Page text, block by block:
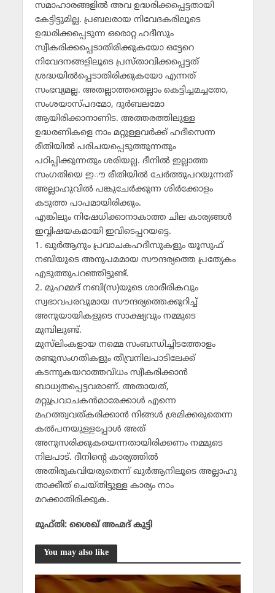
സമാഹാരങ്ങളില്‍ അവ ഉദ്ധരിക്കപ്പെട്ടതായി
കേട്ടിട്ടുമില്ല. പ്രബലരായ നിവേദകരിലൂടെ
ഉദ്ധരിക്കപ്പെടുന്ന ഒരൊറ്റ ഹദീസും
സ്വീകരിക്കപ്പെടാതിരിക്കുകയോ ഒട്ടേറെ
നിവേദനങ്ങളിലൂടെ പ്രസ്താവിക്കപ്പെട്ടത്
ശ്രദ്ധയില്‍പ്പെടാതിരിക്കുകയോ എന്നത്
സംഭവ്യമല്ല. അതല്ലാത്തതെല്ലാം കെട്ടിച്ചമച്ചതോ,
സംശയാസ്പദമോ, ദുര്‍ബലമോ
ആയിരിക്കാനാണിട. അത്തരത്തിലുള്ള
ഉദ്ധരണികളെ നാം മറ്റുള്ളവര്‍ക്ക് ഹദീസെന്ന
രീതിയില്‍ പരിചയപ്പെടുത്തുന്നതും
പഠിപ്പിക്കുന്നതും ശരിയല്ല. ദീനില്‍ ഇല്ലാത്ത
സംഗതിയെ ഇൗ രീതിയില്‍ ചേര്‍ത്തുപറയുന്നത്
അല്ലാഹുവില്‍ പങ്കുചേര്‍ക്കുന്ന ശിര്‍ക്കോളം
കടുത്ത പാപമായിരിക്കും.
എങ്കിലും നിഷേധിക്കാനാകാത്ത ചില കാര്യങ്ങള്‍
ഇവ്വിഷയകമായി ഇവിടെപ്പറയട്ടെ.
1. ഖുര്‍ആനും പ്രവാചകഹദീസുകളും യൂസുഫ്
നബിയുടെ അനുപമമായ സൗന്ദര്യത്തെ പ്രത്യേകം
എടുത്തുപറഞ്ഞിട്ടുണ്ട്.
2. മുഹമ്മദ് നബി(സ)യുടെ ശാരീരികവും
സ്വഭാവപരവുമായ സൗന്ദര്യത്തെക്കുറിച്ച്
അനുയായികളുടെ സാക്ഷ്യവും നമ്മുടെ
മുമ്പിലുണ്ട്.
മുസ്‌ലിംകളായ നമ്മെ സംബന്ധിച്ചിടത്തോളം
രണ്ടുസംഗതികളും തീവ്രനിലപാടിലേക്ക്
കടന്നുകയറാത്തവിധം സ്വീകരിക്കാന്‍
ബാധ്യതപ്പെട്ടവരാണ്. അതായത്,
മറ്റുപ്രവാചകന്‍മാരേക്കാള്‍ എന്നെ
മഹത്ത്വവത്കരിക്കാന്‍ നിങ്ങള്‍ ശ്രമിക്കരുതെന്ന
കല്‍പനയുള്ളപ്പോള്‍ അത്
അനുസരിക്കുകയെന്നതായിരിക്കണം നമ്മുടെ
നിലപാട്. ദീനിന്റെ കാര്യത്തില്‍
അതിരുകവിയരുതെന്ന് ഖുര്‍ആനിലൂടെ അല്ലാഹു
താക്കീത് ചെയ്തിട്ടുള്ള കാര്യം നാം
മറക്കാതിരിക്കുക.
മുഫ്തി: ശൈഖ് അഹ്മദ് കുട്ടി
You may also like